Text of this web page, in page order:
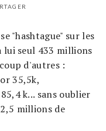
"hashtague" sur les
lui seul 433 millions
d'autres :
35,5k,
k... sans oublier
millions de